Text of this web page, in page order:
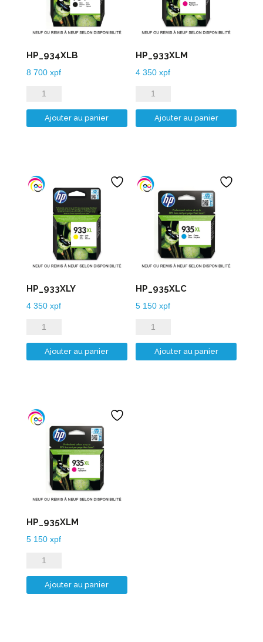
HP_934XLB
8 700 xpf
quantité
de
HP_934XLB
Ajouter au panier
HP_933XLM
4 350xpf
quantité
de
HP_933XLM
Ajouter au panier
HP_933XLY
4 350 xpf
quantité
de
HP_933XLY
Ajouter au panier
HP_935XLC
5 150xpf
quantité
de
HP_935XLC
Ajouter au panier
HP_935XLM
5 150 xpf
quantité
de
HP_935XLM
Ajouter au panier